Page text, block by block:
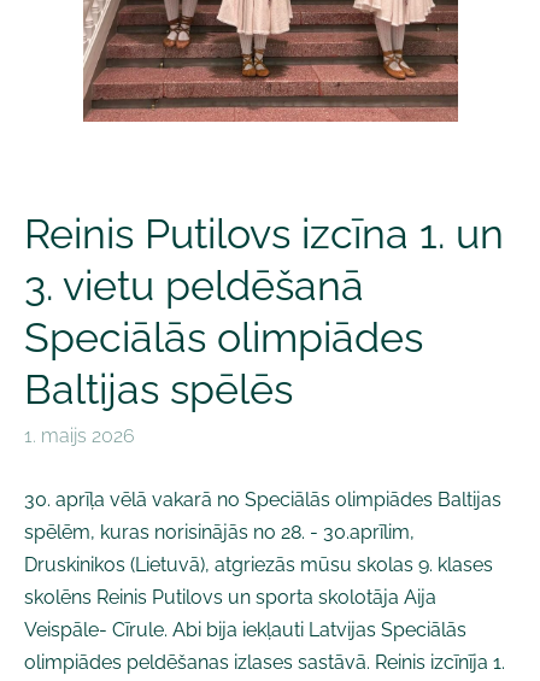
Reinis Putilovs izcīna 1. un
3. vietu peldēšanā
Speciālās olimpiādes
Baltijas spēlēs
1. maijs 2026
30. aprīļa vēlā vakarā no Speciālās olimpiādes Baltijas
spēlēm, kuras norisinājās no 28. - 30.aprīlim,
Druskinikos (Lietuvā), atgriezās mūsu skolas 9. klases
skolēns Reinis Putilovs un sporta skolotāja Aija
Veispāle- Cīrule. Abi bija iekļauti Latvijas Speciālās
olimpiādes peldēšanas izlases sastāvā. Reinis izcīnīja 1.